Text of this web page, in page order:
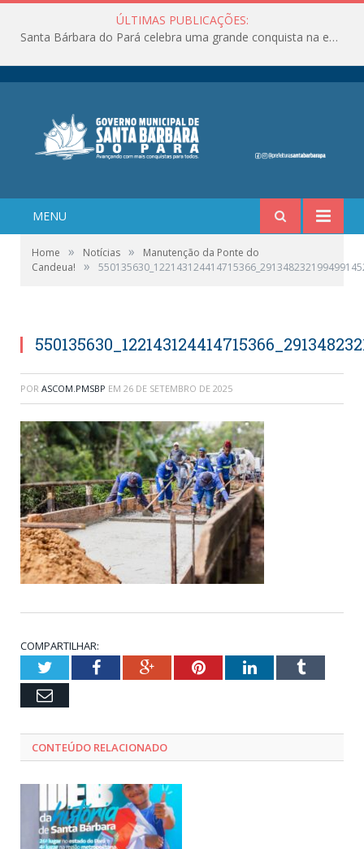
ÚLTIMAS PUBLICAÇÕES:
Santa Bárbara do Pará celebra uma grande conquista na educação!
MENU
Home » Notícias »
Manutenção da Ponte do
Candeua!
»
POR ASCOM.PMSBP EM 26 DE SETEMBRO DE 2025
COMPARTILHAR:
TwitterFacebookGoogle+PinterestLinkedInTumblr
Email
CONTEÚDO RELACIONADO